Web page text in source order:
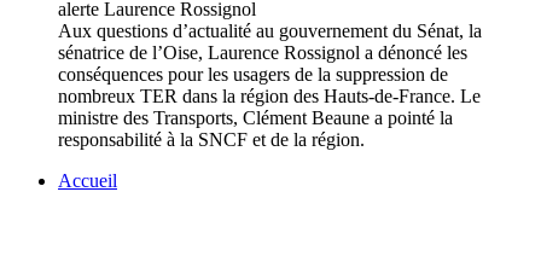
Aux questions d’actualité au gouvernement du Sénat, la
sénatrice de l’Oise, Laurence Rossignol a dénoncé les
conséquences pour les usagers de la suppression de
nombreux TER dans la région des Hauts-de-France. Le
ministre des Transports, Clément Beaune a pointé la
responsabilité à la SNCF et de la région.
Accueil